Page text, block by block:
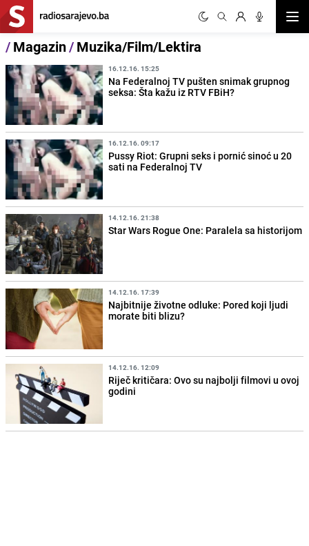
/Magazin/Muzika/Film/Lektira
16.12.16. 15:25
Na Federalnoj TV pušten snimak grupnog
seksa: Šta kažu iz RTV FBiH?
16.12.16. 09:17
Pussy Riot: Grupni seks i pornić sinoć u 20
sati na Federalnoj TV
14.12.16. 21:38
Star Wars Rogue One: Paralela sa historijom
14.12.16. 17:39
Najbitnije životne odluke: Pored koji ljudi
morate biti blizu?
14.12.16. 12:09
Riječ kritičara: Ovo su najbolji filmovi u ovoj
godini